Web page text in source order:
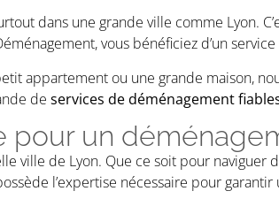
dans une grande ville comme Lyon.
vous bénéficiez d’un
appartement ou une grande maison,
de services de déménagement
un
ville de Lyon. Que ce soit pour naviguer
l’expertise nécessaire pour garantir